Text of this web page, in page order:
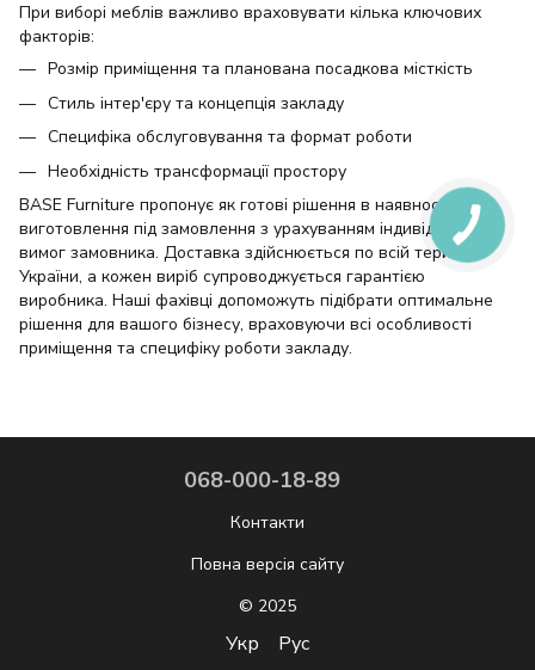
При виборі меблів важливо враховувати кілька ключових
факторів:
Розмір приміщення та планована посадкова місткість
Стиль інтер'єру та концепція закладу
Специфіка обслуговування та формат роботи
Необхідність трансформації простору
BASE Furniture пропонує як готові рішення в наявності, так і
виготовлення під замовлення з урахуванням індивідуальних
вимог замовника. Доставка здійснюється по всій території
України, а кожен виріб супроводжується гарантією
виробника. Наші фахівці допоможуть підібрати оптимальне
рішення для вашого бізнесу, враховуючи всі особливості
приміщення та специфіку роботи закладу.
068-000-18-89
Контакти
Повна версія сайту
© 2025
Укр Рус